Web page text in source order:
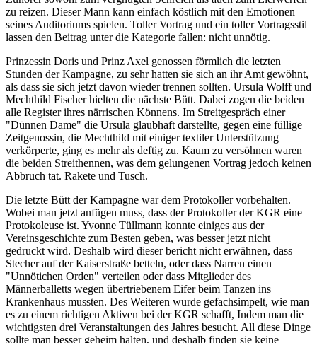
zu reizen. Dieser Mann kann einfach köstlich mit den Emotionen
seines Auditoriums spielen. Toller Vortrag und ein toller Vortragsstil
lassen den Beitrag unter die Kategorie fallen: nicht unnötig.
Prinzessin Doris und Prinz Axel genossen förmlich die letzten
Stunden der Kampagne, zu sehr hatten sie sich an ihr Amt gewöhnt,
als dass sie sich jetzt davon wieder trennen sollten. Ursula Wolff und
Mechthild Fischer hielten die nächste Bütt. Dabei zogen die beiden
alle Register ihres närrischen Könnens. Im Streitgespräch einer
"Dünnen Dame" die Ursula glaubhaft darstellte, gegen eine füllige
Zeitgenossin, die Mechthild mit einiger textiler Unterstützung
verkörperte, ging es mehr als deftig zu. Kaum zu versöhnen waren
die beiden Streithennen, was dem gelungenen Vortrag jedoch keinen
Abbruch tat. Rakete und Tusch.
Die letzte Bütt der Kampagne war dem Protokoller vorbehalten.
Wobei man jetzt anfügen muss, dass der Protokoller der KGR eine
Protokoleuse ist. Yvonne Tüllmann konnte einiges aus der
Vereinsgeschichte zum Besten geben, was besser jetzt nicht
gedruckt wird. Deshalb wird dieser bericht nicht erwähnen, dass
Stecher auf der Kaiserstraße betteln, oder dass Narren einen
"Unnötichen Orden" verteilen oder dass Mitglieder des
Männerballetts wegen übertriebenem Eifer beim Tanzen ins
Krankenhaus mussten. Des Weiteren wurde gefachsimpelt, wie man
es zu einem richtigen Aktiven bei der KGR schafft, Indem man die
wichtigsten drei Veranstaltungen des Jahres besucht. All diese Dinge
sollte man besser geheim halten, und deshalb finden sie keine